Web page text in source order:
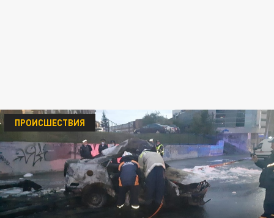
ПРОИСШЕСТВИЯ